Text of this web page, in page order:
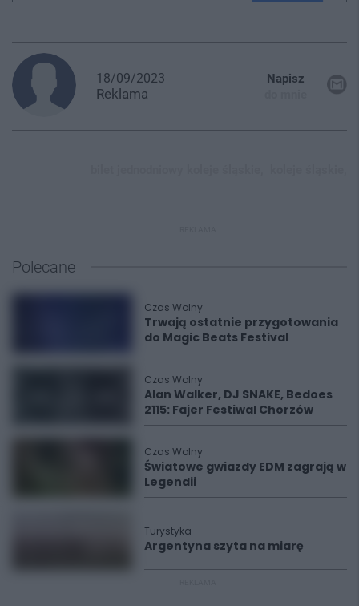
18/09/2023
Reklama
Napisz
Polecane
Czas Wolny
Trwają ostatnie przygotowania
do Magic Beats Festival
Czas Wolny
Alan Walker, DJ SNAKE, Bedoes
2115: Fajer Festiwal Chorzów
Czas Wolny
Światowe gwiazdy EDM zagrają w
Legendii
Turystyka
Argentyna szyta na miarę